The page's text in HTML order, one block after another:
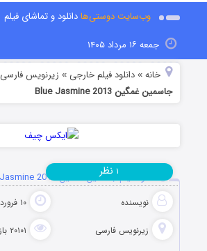
وب‌سایت دوستی‌هادانلود و تماشای فیلم
جمعه ۱۶ مرداد ۱۴۰۵
خانه »دانلود فیلم خارجی » زیرنویس فارسی
جاسمین غمگین Blue Jasmine 2013
دانلود فیلم جاسمین غمگین Blue Jasmine 2013
نویسنده ۱۰ فروردین ۱۴۰۳
زیرنویس فارسی ۲۰۱۰۱ بازدید
۱ نظر